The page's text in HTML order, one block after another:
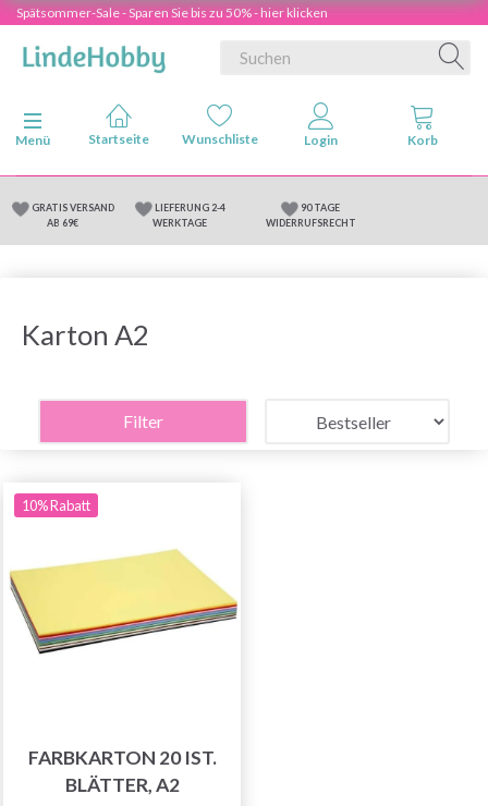
Spätsommer-Sale - Sparen Sie bis zu 50% - hier klicken
Anzeige ändern
Menü
GRATIS VERSAND
AB 69€
LIEFERUNG 2-4
WERKTAGE
90 TAGE
WIDERRUFSRECHT
Karton A2
Filter
10% Rabatt
FARBKARTON 20 IST.
BLÄTTER, A2